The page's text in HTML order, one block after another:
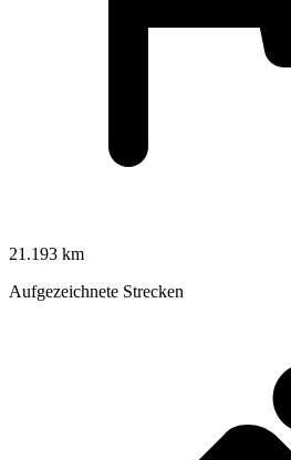
21.193 km
Aufgezeichnete Strecken